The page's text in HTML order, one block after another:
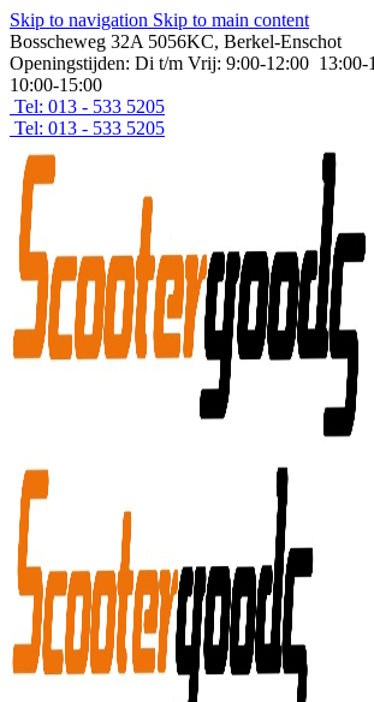
Skip to navigation Skip to main content
Bosscheweg 32A 5056KC, Berkel-Enschot
Openingstijden: Di t/m Vrij: 9:00-12:00 13:00-
10:00-15:00
Tel: 013 - 533 5205
Tel: 013 - 533 5205